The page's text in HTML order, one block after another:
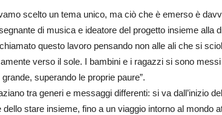
scelto un tema unico, ma ciò che è emerso è
di musica e ideatore del progetto insieme alla
questo lavoro pensando non alle ali che si
verso il sole. I bambini e i ragazzi si sono
superando le proprie paure”.
tra generi e messaggi differenti: si va dall’inizio
dello stare insieme, fino a un viaggio intorno al mondo